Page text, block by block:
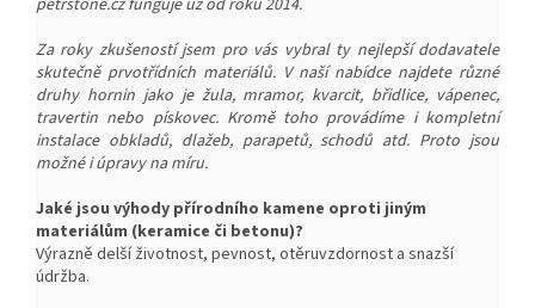
Za roky zkušeností jsem pro vás vybral ty nejlepší dodavatele
skutečně prvotřídních materiálů. V naší nabídce najdete různé
druhy hornin jako je žula, mramor, kvarcit, břidlice, vápenec,
travertin nebo pískovec. Kromě toho provádíme i kompletní
instalace obkladů, dlažeb, parapetů, schodů atd. Proto jsou
možné i úpravy na míru.
Jaké jsou výhody přírodního kamene oproti jiným
materiálům (keramice či betonu)?
Výrazně delší životnost, pevnost, otěruvzdornost a snazší
údržba.